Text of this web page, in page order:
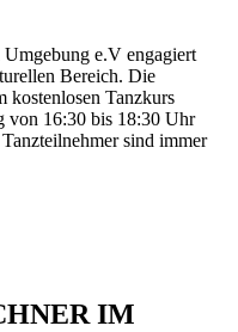
e.V engagiert
Bereich. Die
kostenlosen Tanzkurs
von 16:30 bis 18:30 Uhr
sind immer
IM